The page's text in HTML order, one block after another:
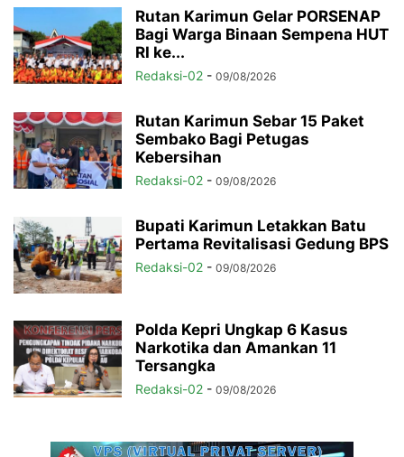
Rutan Karimun Gelar PORSENAP
Bagi Warga Binaan Sempena HUT
RI ke...
Redaksi-02 - 09/08/2026
Rutan Karimun Sebar 15 Paket
Sembako Bagi Petugas
Kebersihan
Redaksi-02 - 09/08/2026
Bupati Karimun Letakkan Batu
Pertama Revitalisasi Gedung BPS
Redaksi-02 - 09/08/2026
Polda Kepri Ungkap 6 Kasus
Narkotika dan Amankan 11
Tersangka
Redaksi-02 - 09/08/2026